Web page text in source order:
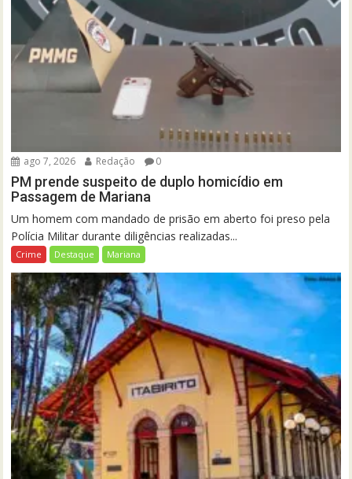
ago 7, 2026 Redação 0
PM prende suspeito de duplo homicídio em
Passagem de Mariana
Um homem com mandado de prisão em aberto foi preso pela
Polícia Militar durante diligências realizadas...
Crime Destaque Mariana